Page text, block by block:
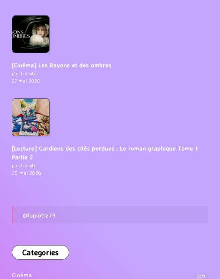
[Cinéma] Les Rayons et des ombres
par LuCioLe
27 mai 2026
[Lecture] Gardiens des cités perdues : Le roman graphique Tome 1
Partie 2
par LuCioLe
25 mai 2026
@lupiotte79
Categories
Cinéma 749